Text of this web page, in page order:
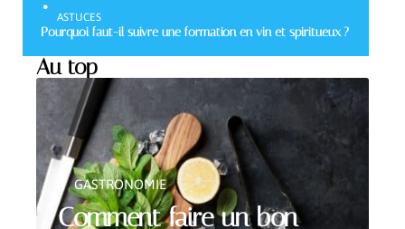
ASTUCES
Pourquoi faut-il suivre une formation en vin et spiritueux ?
Au top
Comment faire un bon
GASTRONOMIE